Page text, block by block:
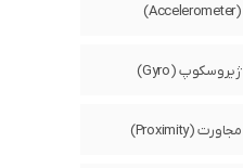
(Accelerometer)
ژیروسکوپ (Gyro)
مجاورت (Proximity)